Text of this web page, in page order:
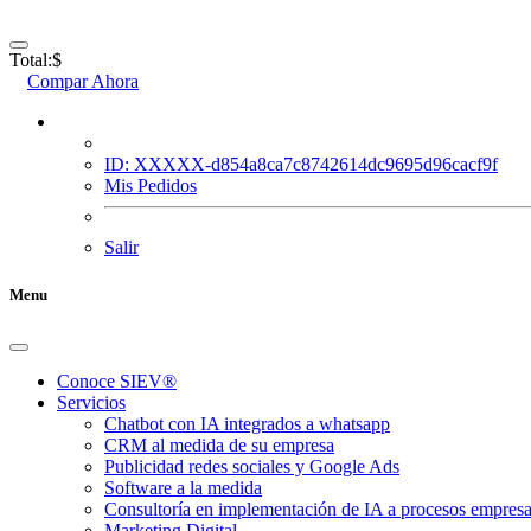
Total:$
Compar Ahora
ID: XXXXX-d854a8ca7c8742614dc9695d96cacf9f
Mis Pedidos
Salir
Menu
Conoce SIEV®
Servicios
Chatbot con IA integrados a whatsapp
CRM al medida de su empresa
Publicidad redes sociales y Google Ads
Software a la medida
Consultoría en implementación de IA a procesos